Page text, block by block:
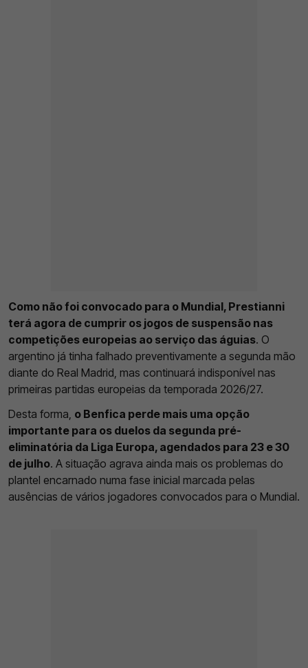
Como não foi convocado para o Mundial, Prestianni
terá agora de cumprir os jogos de suspensão nas
competições europeias ao serviço das águias. O
argentino já tinha falhado preventivamente a segunda mão
diante do Real Madrid, mas continuará indisponível nas
primeiras partidas europeias da temporada 2026/27.
Desta forma, o Benfica perde mais uma opção
importante para os duelos da segunda pré-
eliminatória da Liga Europa, agendados para 23 e 30
de julho. A situação agrava ainda mais os problemas do
plantel encarnado numa fase inicial marcada pelas
ausências de vários jogadores convocados para o Mundial.